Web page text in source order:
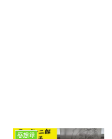
感想録